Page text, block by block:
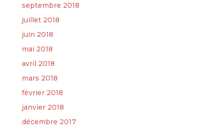
septembre 2018
juillet 2018
juin 2018
mai 2018
avril 2018
mars 2018
février 2018
janvier 2018
décembre 2017